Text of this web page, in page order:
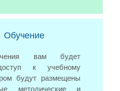
Обучение
вам будет
к учебному
будут размещены
методические и